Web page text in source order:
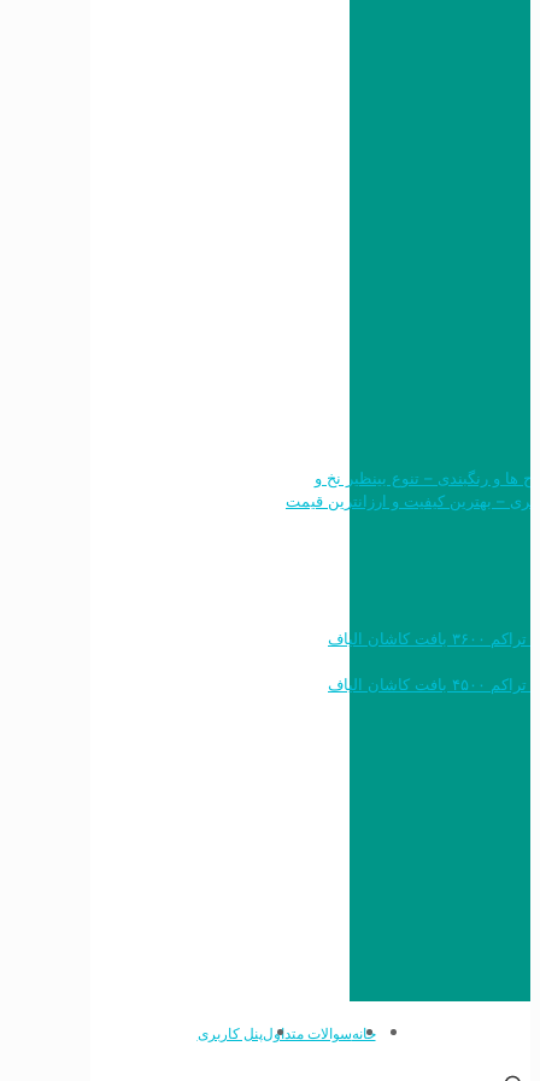
طرح ها و رنگبندی – تنوع بینظیر نخ و
خرید به قیمت فرش ماشینی ۱۲۰۰ شانه تراکم ۳۶۰۰ بافت کاشان الیاف
خرید به قیمت فرش ماشینی ۱۵۰۰ شانه تراکم ۴۵۰۰ بافت کاشان الیاف
خانهسوالات متداولپنل کاربری